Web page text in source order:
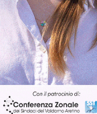
Ultime Notizie